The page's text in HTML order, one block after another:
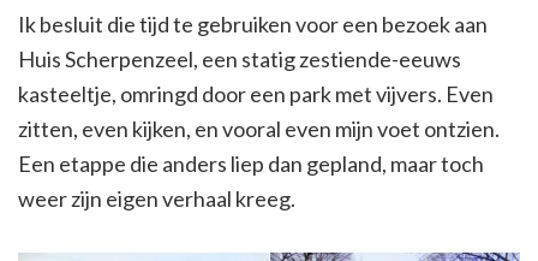
Ik besluit die tijd te gebruiken voor een bezoek aan
Huis Scherpenzeel, een statig zestiende-eeuws
kasteeltje, omringd door een park met vijvers. Even
zitten, even kijken, en vooral even mijn voet ontzien.
Een etappe die anders liep dan gepland, maar toch
weer zijn eigen verhaal kreeg.